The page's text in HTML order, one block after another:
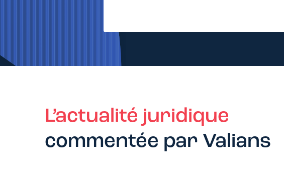
L’actualité juridique
commentée par Valians